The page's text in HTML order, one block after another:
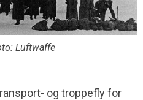
Luftwaffe
og troppefly for